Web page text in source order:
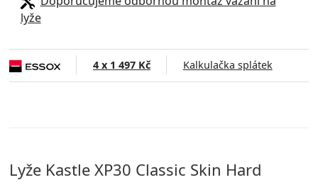
lyže
4 x 1 497 Kč Kalkulačka splátek
Lyže Kastle XP30 Classic Skin Hard